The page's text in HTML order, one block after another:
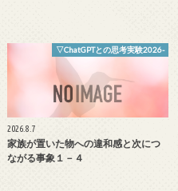
▽ChatGPTとの思考実験2026-
2026.8.7
家族が置いた物への違和感と次につ
ながる事象１－４